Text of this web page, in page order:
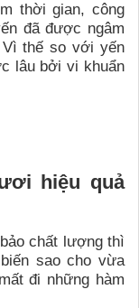
thời gian, công
đã được ngâm
thế so với yến
lâu bởi vi khuẩn
hiệu quả
chất lượng thì
sao cho vừa
đi những hàm